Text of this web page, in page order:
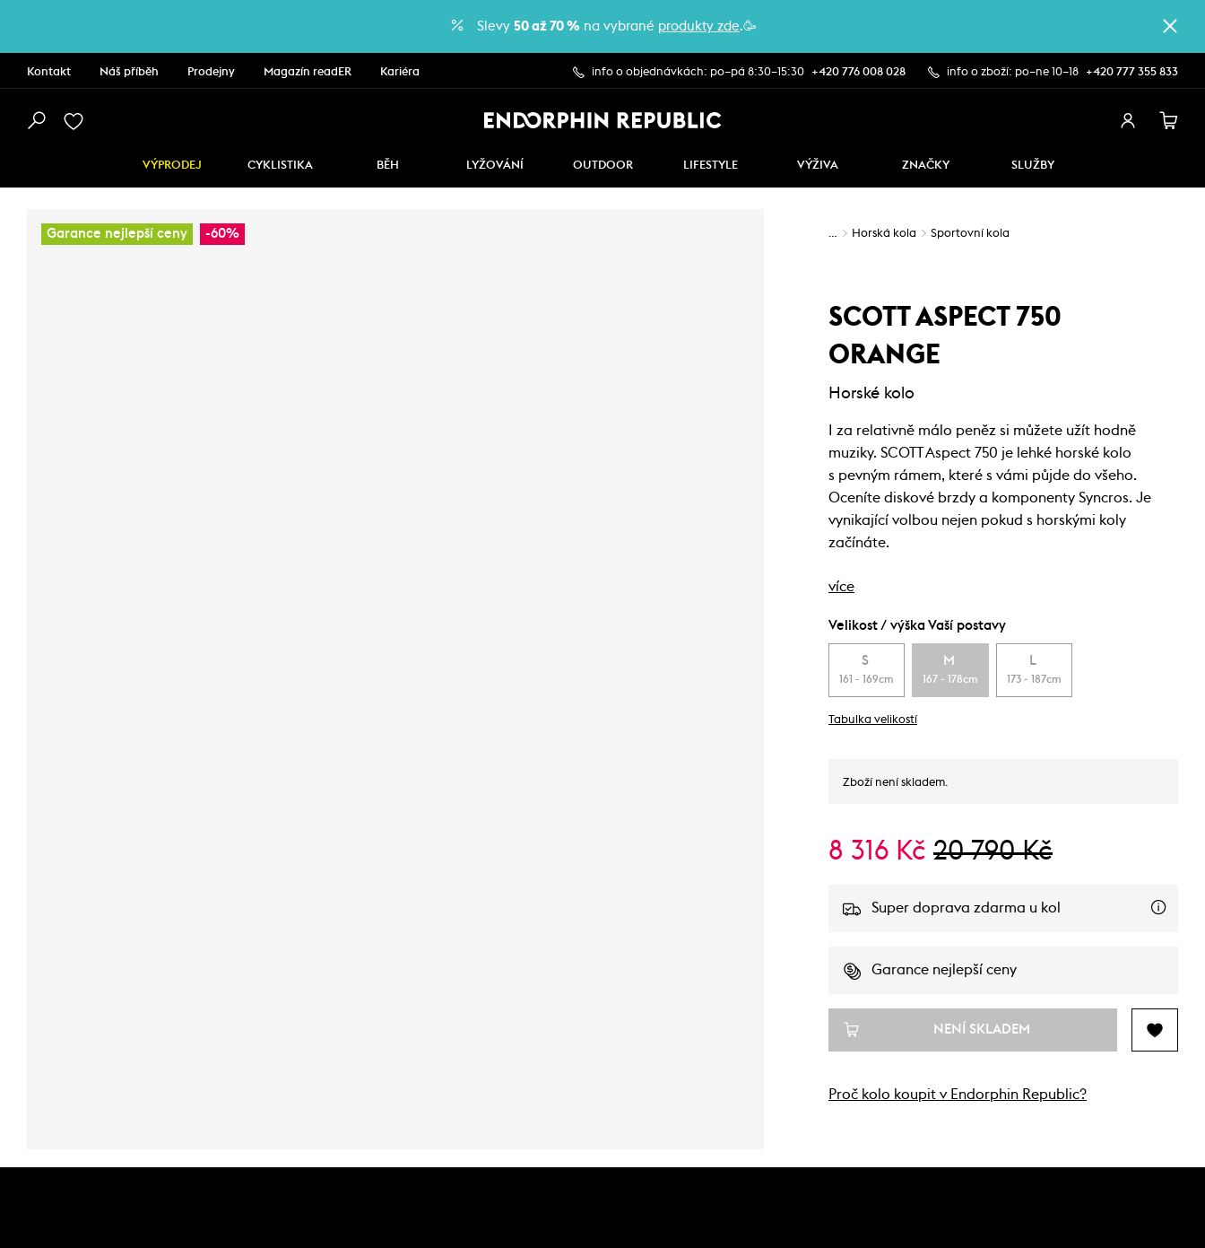
Slevy 50 až 70 % na vybrané produkty zde.🥳
Kontakt Náš příběh Prodejny Magazín readER Kariéra info o objednávkách: po–pá 8:30–15:30 +420 776 008 028 info o zboží: po–ne 10–18 +420 777 355 833
VÝPRODEJ CYKLISTIKA BĚH LYŽOVÁNÍ OUTDOOR LIFESTYLE VÝŽIVA ZNAČKY SLUŽBY
Garance nejlepší ceny -60% … Horská kola Sportovní kola
SCOTT ASPECT 750
ORANGE
Horské kolo
I za relativně málo peněz si můžete užít hodně
muziky. SCOTT Aspect 750 je lehké horské kolo
s pevným rámem, které s vámi půjde do všeho.
Oceníte diskové brzdy a komponenty Syncros. Je
vynikající volbou nejen pokud s horskými koly
začínáte.
více
Velikost / výška Vaší postavy
S
161 - 169cm
M
167 - 178cm
L
173 - 187cm
Tabulka velikostí
Zboží není skladem.
8 316 Kč 20 790 Kč
Super doprava zdarma u kol
Garance nejlepší ceny
NENÍ SKLADEM
Proč kolo koupit v Endorphin Republic?